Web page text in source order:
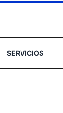
SERVICIOS